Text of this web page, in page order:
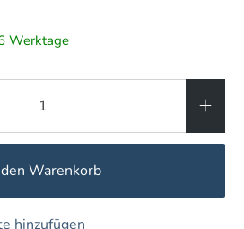
Werktage
Warenkorb
hinzufügen